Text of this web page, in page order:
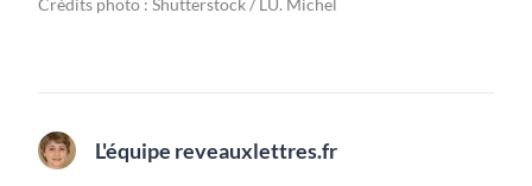
L'équipe reveauxlettres.fr